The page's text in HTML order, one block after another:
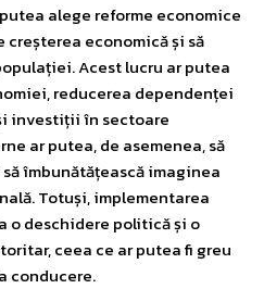
alege reforme economice
economică și să
Acest lucru ar putea
reducerea dependenței
investiții în sectoare
ar putea, de asemenea, să
îmbunătățească imaginea
Totuși, implementarea
o deschidere politică și o
ceea ce ar putea fi greu
conducere.